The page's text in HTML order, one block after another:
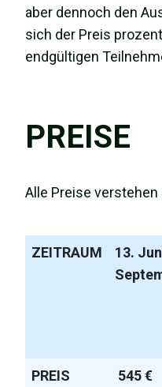
aber dennoch den
sich der Preis
endgültigen
PREISE
Alle Preise verstehen
ZEITRAUM
13.
PREIS 545 €